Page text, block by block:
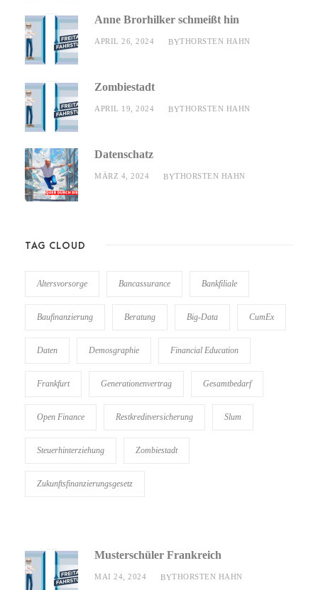
Anne Brorhilker schmeißt hin
APRIL 26, 2024 BYTHORSTEN HAHN
Zombiestadt
APRIL 19, 2024 BYTHORSTEN HAHN
Datenschatz
MÄRZ 4, 2024 BYTHORSTEN HAHN
TAG CLOUD
Altersvorsorge Bancassurance Bankfiliale
Baufinanzierung Beratung Big-Data CumEx
Daten Demosgraphie Financial Education
Frankfurt Generationenvertrag Gesamtbedarf
Open Finance Restkreditversicherung Slum
Steuerhinterziehung Zombiestadt
Zukunftsfinanzierungsgesetz
Musterschüler Frankreich
MAI 24, 2024 BYTHORSTEN HAHN